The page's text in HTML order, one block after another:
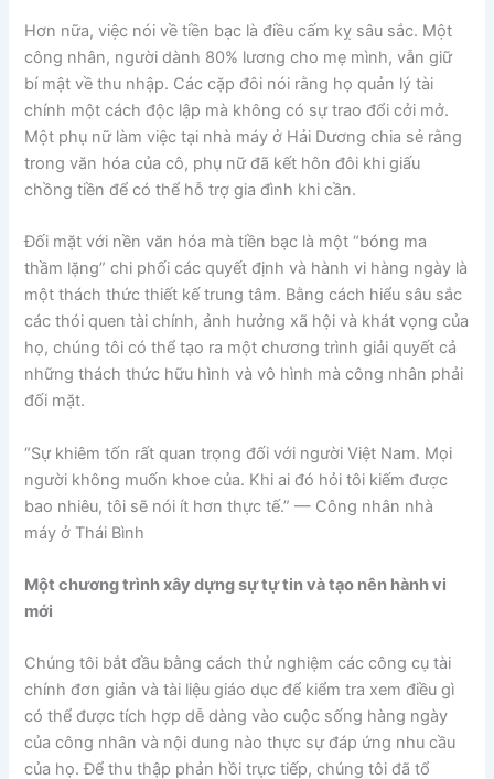
Hơn nữa, việc nói về tiền bạc là điều cấm kỵ sâu sắc. Một
công nhân, người dành 80% lương cho mẹ mình, vẫn giữ
bí mật về thu nhập. Các cặp đôi nói rằng họ quản lý tài
chính một cách độc lập mà không có sự trao đổi cởi mở.
Một phụ nữ làm việc tại nhà máy ở Hải Dương chia sẻ rằng
trong văn hóa của cô, phụ nữ đã kết hôn đôi khi giấu
chồng tiền để có thể hỗ trợ gia đình khi cần.
Đối mặt với nền văn hóa mà tiền bạc là một “bóng ma
thầm lặng” chi phối các quyết định và hành vi hàng ngày là
một thách thức thiết kế trung tâm. Bằng cách hiểu sâu sắc
các thói quen tài chính, ảnh hưởng xã hội và khát vọng của
họ, chúng tôi có thể tạo ra một chương trình giải quyết cả
những thách thức hữu hình và vô hình mà công nhân phải
đối mặt.
“Sự khiêm tốn rất quan trọng đối với người Việt Nam. Mọi
người không muốn khoe của. Khi ai đó hỏi tôi kiếm được
bao nhiêu, tôi sẽ nói ít hơn thực tế.” — Công nhân nhà
máy ở Thái Bình
Một chương trình xây dựng sự tự tin và tạo nên hành vi
mới
Chúng tôi bắt đầu bằng cách thử nghiệm các công cụ tài
chính đơn giản và tài liệu giáo dục để kiểm tra xem điều gì
có thể được tích hợp dễ dàng vào cuộc sống hàng ngày
của công nhân và nội dung nào thực sự đáp ứng nhu cầu
của họ. Để thu thập phản hồi trực tiếp, chúng tôi đã tổ